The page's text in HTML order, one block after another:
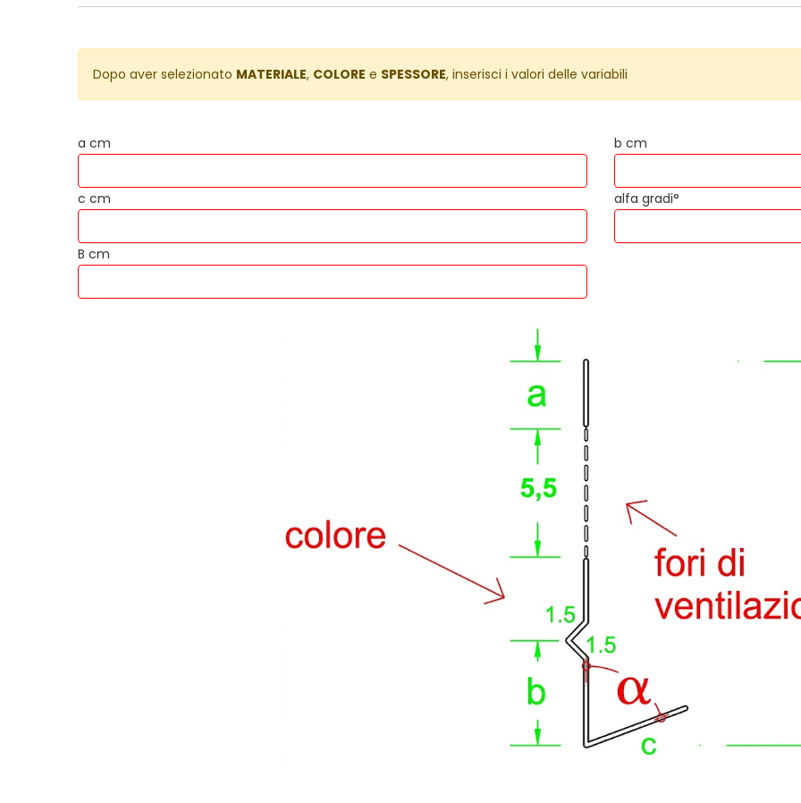
Dopo aver selezionato MATERIALE, COLORE e SPESSORE, inserisci i valori delle variabili
a cm b cm
c cm alfa gradi°
B cm